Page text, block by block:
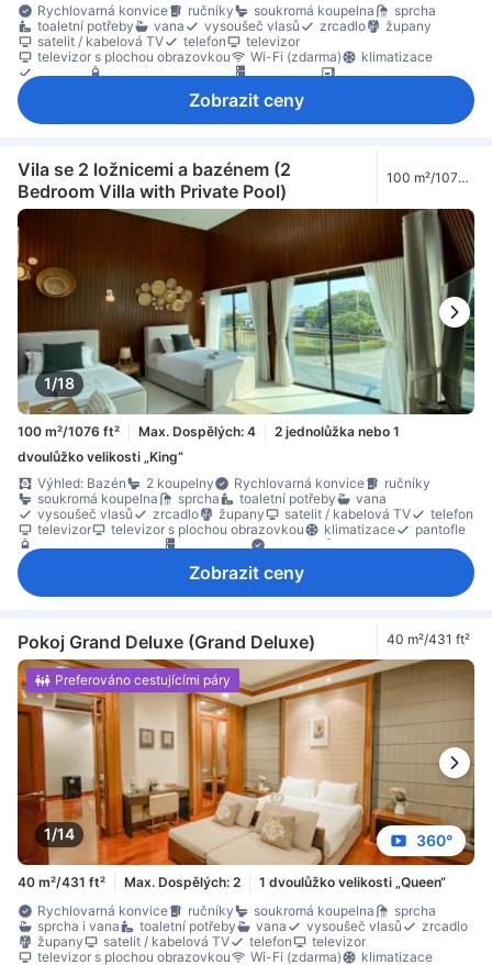
Rychlovarná konvice
ručníky soukromá koupelna
sprcha
toaletní potřeby
vana vysoušeč vlasů zrcadlo
župany
satelit / kabelová TV
telefon
televizor
televizor s plochou obrazovkou
Wi-Fi (zdarma)
klimatizace
balená voda zdarma
mikrovlnná trouba
místo k posezení
oddělená jídelní část
Zobrazit ceny
Vila se 2 ložnicemi a bazénem (2
Bedroom Villa with Private Pool)
100 m²/1076
1/18
100 m²/1076 ft² Max. Dospělých: 4
2 jednolůžka nebo 1
dvoulůžko velikosti „King“
Výhled: Bazén
2 koupelny Rychlovarná konvice
ručníky
soukromá koupelna
sprcha toaletní potřeby
vana
vysoušeč vlasů
zrcadlo župany satelit / kabelová TV
telefon
televizor
televizor s plochou obrazovkou klimatizace
pantofle
balená voda zdarma
Jídelní stůl
Odpadkové koše
Zobrazit ceny
Pokoj Grand Deluxe (Grand Deluxe) 40 m²/431 ft²
1/14
Preferováno cestujícími páry
360°
40 m²/431 ft² Max. Dospělých: 2
1 dvoulůžko velikosti „Queen“
Rychlovarná konvice
ručníky soukromá koupelna
sprcha
sprcha i vana
toaletní potřeby vana vysoušeč vlasů
zrcadlo
župany
satelit / kabelová TV telefon
televizor
televizor s plochou obrazovkou
Wi-Fi (zdarma)
klimatizace